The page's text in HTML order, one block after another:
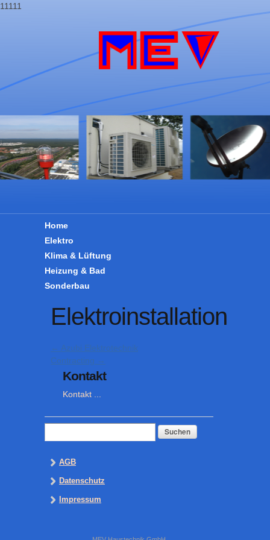
11111
Home
Elektro
Klima & Lüftung
Heizung & Bad
Sonderbau
Elektroinstallation
← Azubi Elektrotechnik
Contracting →
Kontakt
Kontakt ...
nach:
AGB
Datenschutz
Impressum